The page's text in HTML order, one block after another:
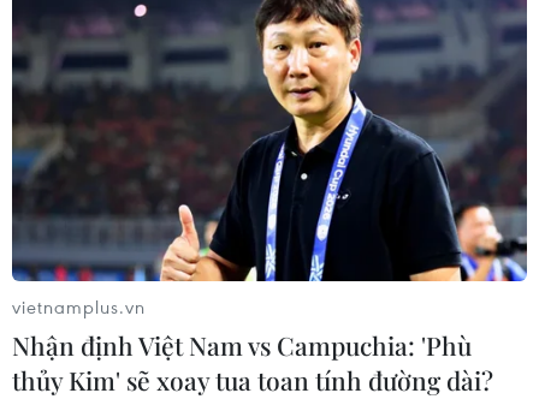
vietnamplus.vn
Nhận định Việt Nam vs Campuchia: 'Phù
thủy Kim' sẽ xoay tua toan tính đường dài?